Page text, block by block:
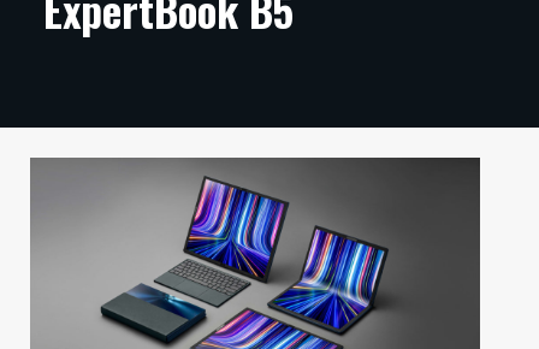
ARTIKKELIT
TECHBBS
VAIHDA TEEMA